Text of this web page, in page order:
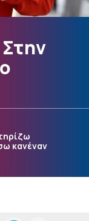
κανέναν